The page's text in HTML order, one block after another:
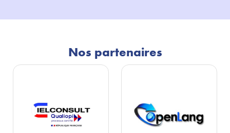
Nos partenaires